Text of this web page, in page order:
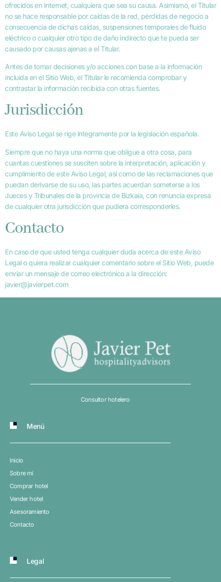
ofrecidos en Internet, cualquiera que sea su causa. Asimismo, el Titular
no se hace responsable por caídas de la red, pérdidas de negocio a
consecuencia de dichas caídas, suspensiones temporales de fluido
eléctrico o cualquier otro tipo de daño indirecto que te pueda ser
causado por causas ajenas a el Titular.
Antes de tomar decisiones y/o acciones con base a la información
incluida en el Sitio Web, el Titular le recomienda comprobar y
contrastar la información recibida con otras fuentes.
Jurisdicción
Este Aviso Legal se rige íntegramente por la legislación española.
Siempre que no haya una norma que obligue a otra cosa, para
cuantas cuestiones se susciten sobre la interpretación, aplicación y
cumplimiento de este Aviso Legal, así como de las reclamaciones que
puedan derivarse de su uso, las partes acuerdan someterse a los
Jueces y Tribunales de la provincia de Bizkaia, con renuncia expresa
de cualquier otra jurisdicción que pudiera corresponderles.
Contacto
En caso de que usted tenga cualquier duda acerca de este Aviso
Legal o quiera realizar cualquier comentario sobre el Sitio Web, puede
enviar un mensaje de correo electrónico a la dirección:
javier@javierpet.com
Consultor hotelero
Menú
Inicio
Sobre mí
Comprar hotel
Vender hotel
Asesoramiento
Contacto
Legal